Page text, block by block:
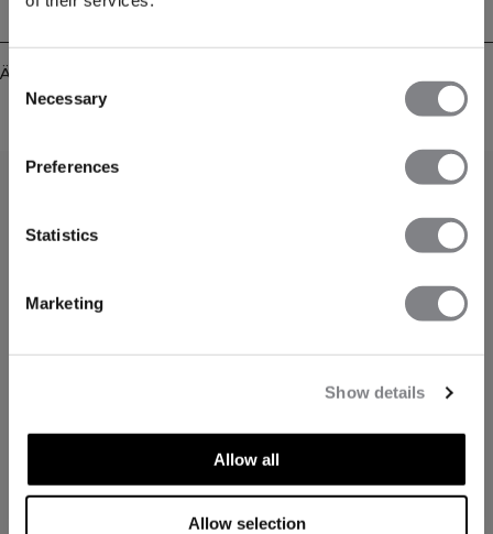
Consent
Selection
Necessary
Preferences
Statistics
Marketing
Show details
Allow all
Allow selection
Lieferung & Rückgabe
Ähnliche Produkte